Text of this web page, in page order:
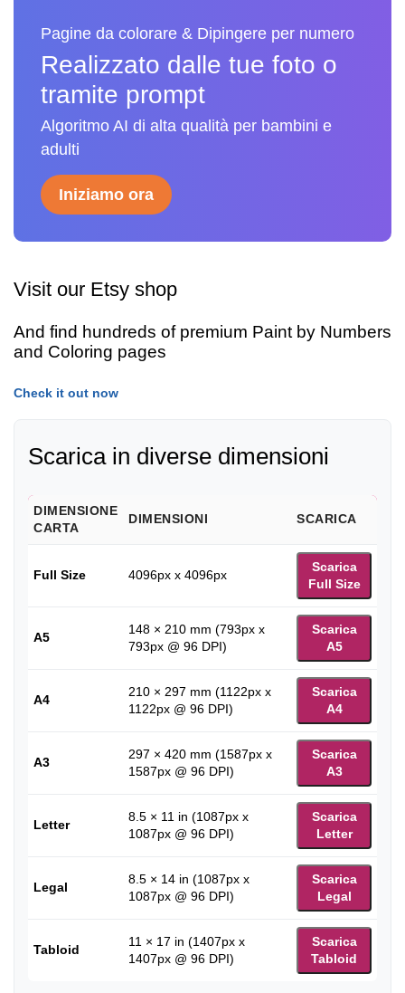
Pagine da colorare & Dipingere per numero
Realizzato dalle tue foto o
tramite prompt
Algoritmo AI di alta qualità per bambini e
adulti
Iniziamo ora
Visit our Etsy shop
And find hundreds of premium Paint by Numbers
and Coloring pages
Check it out now
Scarica in diverse dimensioni
DIMENSIONE
CARTA
DIMENSIONI SCARICA
Full Size 4096px x 4096px
Scarica
Full Size
A5
148 × 210 mm (793px x
793px @ 96 DPI)
Scarica
A5
A4
210 × 297 mm (1122px x
1122px @ 96 DPI)
Scarica
A4
A3
297 × 420 mm (1587px x
1587px @ 96 DPI)
Scarica
A3
Letter
8.5 × 11 in (1087px x
1087px @ 96 DPI)
Scarica
Letter
Legal
8.5 × 14 in (1087px x
1087px @ 96 DPI)
Scarica
Legal
Tabloid
11 × 17 in (1407px x
1407px @ 96 DPI)
Scarica
Tabloid